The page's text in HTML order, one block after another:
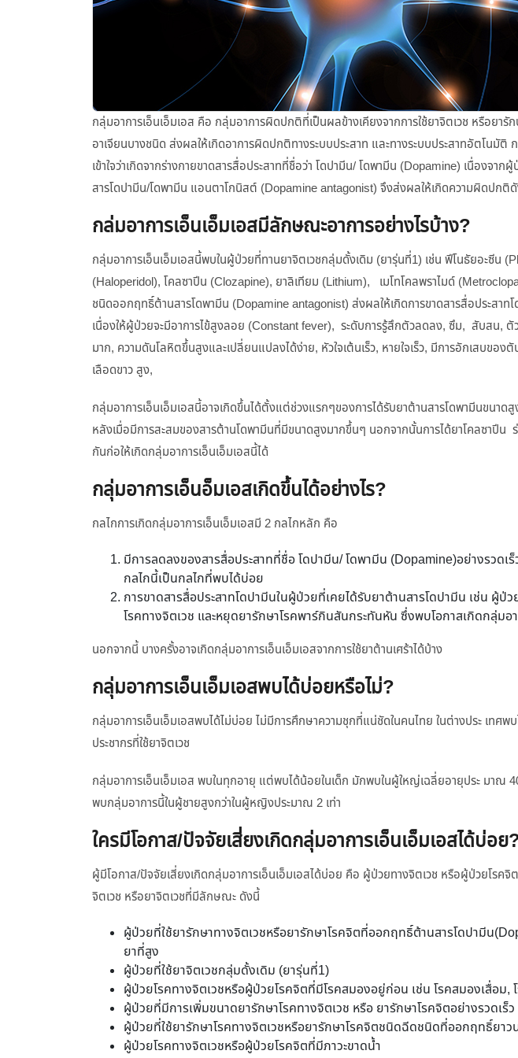
กลุ่มอาการเอ็นเอ็มเอส คือ กลุ่มอาการผิดปกติที่เป็นผลข้างเคียงจากการใช้ยาจิตเวช หรือยารั
อาเจียนบางชนิด ส่งผลให้เกิดอาการผิดปกติทางระบบประสาท และทางระบบประสาทอัตโนมัติ
เข้าใจว่าเกิดจากร่างกายขาดสารสื่อประสาทที่ชื่อว่า โดปามีน/ โดพามีน (Dopamine) เนื่องจา
สารโดปามีน/โดพามีน แอนตาโกนิสต์ (Dopamine antagonist) จึงส่งผลให้เกิดความผิดปกติ
กล่มอาการเอ็นเอ็มเอสมีลักษณะอาการอย่างไรบ้าง?
กลุ่มอาการเอ็นเอ็มเอสนี้พบในผู้ป่วยที่ทานยาจิตเวชกลุ่มดั้งเดิม (ยารุ่นที่1) เช่น ฟีโนธัยอะซีน
(Haloperidol), โคลซาปีน (Clozapine), ยาลิเทียม (Lithium), เมโทโคลพราไมด์
ชนิดออกฤทธิ์ต้านสารโดพามีน (Dopamine antagonist) ส่งผลให้เกิดการขาดสารสื่อประสาท
เนื่องให้ผู้ป่วยจะมีอาการไข้สูงลอย (Constant fever), ระดับการรู้สึกตัวลดลง, ซึม, สับสน, ตั
มาก, ความดันโลหิตขึ้นสูงและเปลี่ยนแปลงได้ง่าย, หัวใจเต้นเร็ว, หายใจเร็ว, มีการอักเสบขอ
เลือดขาว สูง,
กลุ่มอาการเอ็นเอ็มเอสนี้อาจเกิดขึ้นได้ตั้งแต่ช่วงแรกๆของการได้รับยาต้านสารโดพามีนขนาด
หลังเมื่อมีการสะสมของสารต้านโดพามีนที่มีขนาดสูงมากขึ้นๆ นอกจากนั้นการได้ยาโคลซาปีน
กันก่อให้เกิดกลุ่มอาการเอ็นเอ็มเอสนี้ได้
กลุ่มอาการเอ็นอ็มเอสเกิดขึ้นได้อย่างไร?
กลไกการเกิดกลุ่มอาการเอ็นเอ็มเอสมี 2 กลไกหลัก คือ
มีการลดลงของสารสื่อประสาทที่ชื่อ โดปามีน/ โดพามีน (Dopamine)อย่างรวดเ
กลไกนี้เป็นกลไกที่พบได้บ่อย
การขาดสารสื่อประสาทโดปามีนในผู้ป่วยที่เคยได้รับยาต้านสารโดปามีน เช่น ผู้ป่
โรคทางจิตเวช และหยุดยารักษาโรคพาร์กินสันกระทันหัน ซึ่งพบโอกาสเกิดกลุ่ม
นอกจากนี้ บางครั้งอาจเกิดกลุ่มอาการเอ็นเอ็มเอสจากการใช้ยาต้านเศร้าได้บ้าง
กลุ่มอาการเอ็นเอ็มเอสพบได้บ่อยหรือไม่?
กลุ่มอาการเอ็นเอ็มเอสพบได้ไม่บ่อย ไม่มีการศึกษาความชุกที่แน่ชัดในคนไทย ในต่างประ เทศ
ประชากรที่ใช้ยาจิตเวช
กลุ่มอาการเอ็นเอ็มเอส พบในทุกอายุ แต่พบได้น้อยในเด็ก มักพบในผู้ใหญ่เฉลี่ยอายุประ มาณ
พบกลุ่มอาการนี้ในผู้ชายสูงกว่าในผู้หญิงประมาณ 2 เท่า
ใครมีโอกาส/ปัจจัยเสี่ยงเกิดกลุ่มอาการเอ็นเอ็มเอสได้บ่อย
ผู้มีโอกาส/ปัจจัยเสี่ยงเกิดกลุ่มอาการเอ็นเอ็มเอสได้บ่อย คือ ผู้ป่วยทางจิตเวช หรือผู้ป่วยโรค
จิตเวช หรือยาจิตเวชที่มีลักษณะ ดังนี้
ผู้ป่วยที่ใช้ยารักษาทางจิตเวชหรือยารักษาโรคจิตที่ออกฤทธิ์ต้านสารโดปามีน
ยาที่สูง
ผู้ป่วยที่ใช้ยาจิตเวชกลุ่มดั้งเดิม (ยารุ่นที่1)
ผู้ป่วยโรคทางจิตเวชหรือผู้ป่วยโรคจิตที่มีโรคสมองอยู่ก่อน เช่น โรคสมองเสื่อม,
ผู้ป่วยที่มีการเพิ่มขนาดยารักษาโรคทางจิตเวช หรือ ยารักษาโรคจิตอย่างรวดเร็ว
ผู้ป่วยที่ใช้ยารักษาโรคทางจิตเวชหรือยารักษาโรคจิตชนิดฉีดชนิดที่ออกฤทธิ์ยาว
ผู้ป่วยโรคทางจิตเวชหรือผู้ป่วยโรคจิตที่มีภาวะขาดน้ำ